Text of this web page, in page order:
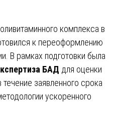
комплекса в
к переоформлению
В рамках подготовки была
БАД для оценки
заявленного срока
ускоренного